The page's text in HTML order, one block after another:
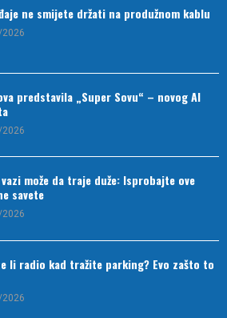
ne smijete držati na produžnom kablu
predstavila „Super Sovu“ – novog AI
vazi može da traje duže: Isprobajte ove
savete
li radio kad tražite parking? Evo zašto to